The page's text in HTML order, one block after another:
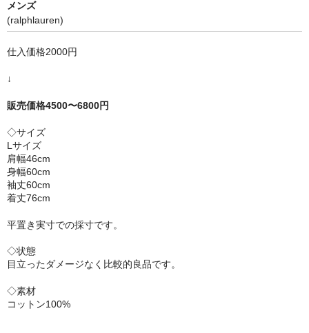
メンズ
(ralphlauren)
仕入価格2000円
↓
販売価格4500〜6800円
◇サイズ
Lサイズ
肩幅46cm
身幅60cm
袖丈60cm
着丈76cm
平置き実寸での採寸です。
◇状態
目立ったダメージなく比較的良品です。
◇素材
コットン100%